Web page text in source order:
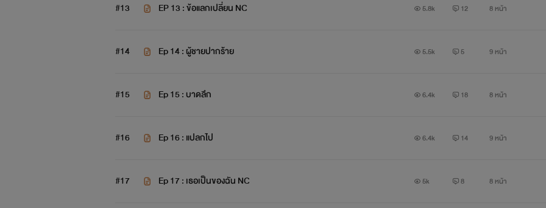
#13 EP 13 : ข้อแลกเปลี่ยน NC 5.8k 12 8 หน้า
#14 Ep 14 : ผู้ชายปากร้าย 5.5k 5 9 หน้า
#15 Ep 15 : บาดลึก 6.4k 18 8 หน้า
#16 Ep 16 : แปลกไป 6.4k 14 9 หน้า
#17 Ep 17 : เธอเป็นของฉัน NC 5k 8 8 หน้า